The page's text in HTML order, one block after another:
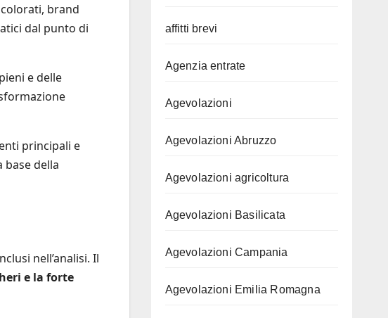
brand
dal punto di
e delle
principali e
della
nell’analisi. Il
e la forte
affitti brevi
Agenzia entrate
Agevolazioni
Agevolazioni Abruzzo
Agevolazioni agricoltura
Agevolazioni Basilicata
Agevolazioni Campania
Agevolazioni Emilia Romagna